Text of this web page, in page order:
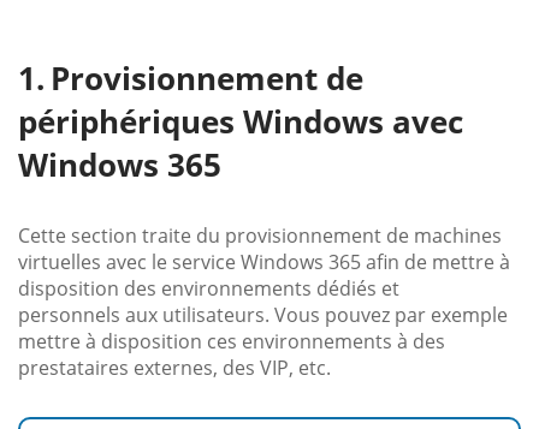
Provisionnement de
périphériques Windows avec
Windows 365
Cette section traite du provisionnement de machines
virtuelles avec le service Windows 365 afin de mettre à
disposition des environnements dédiés et
personnels aux utilisateurs. Vous pouvez par exemple
mettre à disposition ces environnements à des
prestataires externes, des VIP, etc.